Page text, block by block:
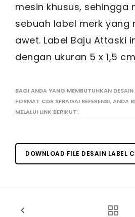
mesin khusus, sehingga
sebuah label merk yang
awet. Label Baju Attaski
dengan ukuran 5 x 1,5
BAGI ANDA YANG MEMBUTUHKAN DESAIN
FORMAT CDR SEBAGAI REFERENSI, ANDA
MELALUI LINK BERIKUT:
DOWNLOAD FILE DESAIN LABEL